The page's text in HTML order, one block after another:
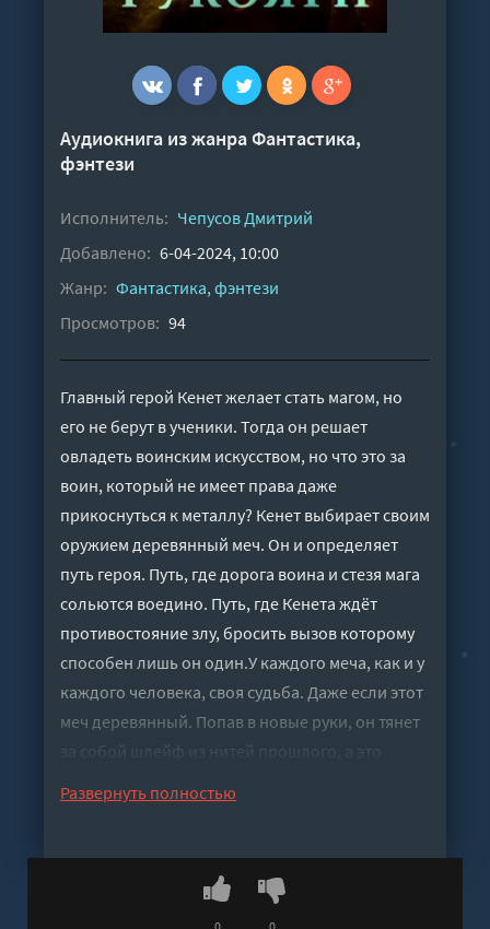
Аудиокнига из жанраФантастика,
фэнтези
Исполнитель: Чепусов Дмитрий
Добавлено: 6-04-2024, 10:00
Жанр: Фантастика, фэнтези
Просмотров: 94
Главный герой Кенет желает стать магом, но
его не берут в ученики. Тогда он решает
овладеть воинским искусством, но что это за
воин, который не имеет права даже
прикоснуться к металлу? Кенет выбирает своим
оружием деревянный меч. Он и определяет
путь героя. Путь, где дорога воина и стезя мага
сольются воедино. Путь, где Кенета ждёт
противостояние злу, бросить вызов которому
способен лишь он один.У каждого меча, как и у
каждого человека, своя судьба. Даже если этот
меч деревянный. Попав в новые руки, он тянет
за собой шлейф из нитей прошлого, а это
Слушать аудиокнигу "Меч без рукояти -
Развернуть полностью